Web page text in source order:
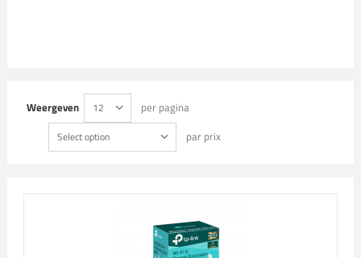
Weergeven 12 per pagina
Select option par prix